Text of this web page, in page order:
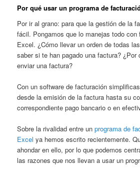
Por qué usar un programa de
Por ir al grano: para que la gestión de la
fácil. Pongamos que lo manejas todo con
Excel. ¿Cómo llevar un orden de todas
saber si te han pagado una factura? ¿Por
enviar una factura?
Con un software de facturación
desde la emisión de la factura hasta su
correspondiente pago bancario o en
Sobre la rivalidad entre unprograma de
Excel ya hemos escrito recientemente.
ahondar en ello, por lo que podemos
las razones que nos llevan a usar un